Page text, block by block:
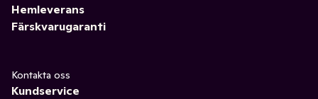
Hemleverans
Färskvarugaranti
Kontakta oss
Kundservice